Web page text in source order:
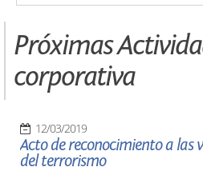
Próximas
corporativa
12/03/2019
Acto de reconocimiento a las
del terrorismo